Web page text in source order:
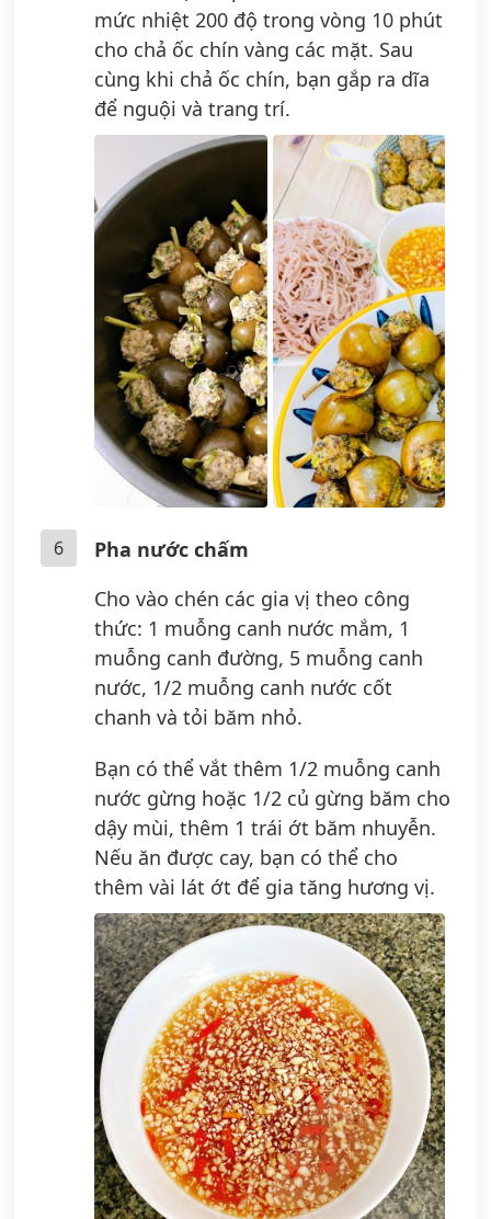
mức nhiệt 200 độ trong vòng 10 phút
cho chả ốc chín vàng các mặt. Sau
cùng khi chả ốc chín, bạn gắp ra dĩa
để nguội và trang trí.
6
Pha nước chấm
Cho vào chén các gia vị theo công
thức: 1 muỗng canh nước mắm, 1
muỗng canh đường, 5 muỗng canh
nước, 1/2 muỗng canh nước cốt
chanh và tỏi băm nhỏ.
Bạn có thể vắt thêm 1/2 muỗng canh
nước gừng hoặc 1/2 củ gừng băm cho
dậy mùi, thêm 1 trái ớt băm nhuyễn.
Nếu ăn được cay, bạn có thể cho
thêm vài lát ớt để gia tăng hương vị.